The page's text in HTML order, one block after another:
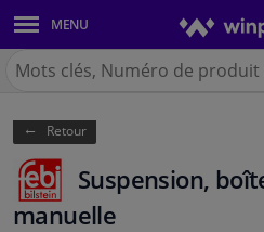
MENU
Carrosserie & tôles
Feux & ampoules
Freinage
Système d'échappement
Chercher
Winparts.be
Retour
Suspension,
manuelle